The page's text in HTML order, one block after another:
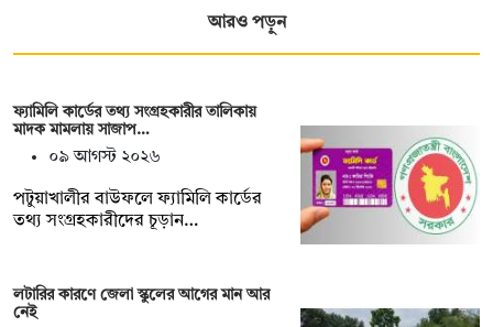
আরও পড়ুন
ফ্যামিলি কার্ডের তথ্য সংগ্রহকারীর তালিকায়
মাদক মামলায় সাজাপ…
০৯ আগস্ট ২০২৬
পটুয়াখালীর বাউফলে ফ্যামিলি কার্ডের
তথ্য সংগ্রহকারীদের চূড়ান…
লটারির কারণে জেলা স্কুলের আগের মান আর
নেই